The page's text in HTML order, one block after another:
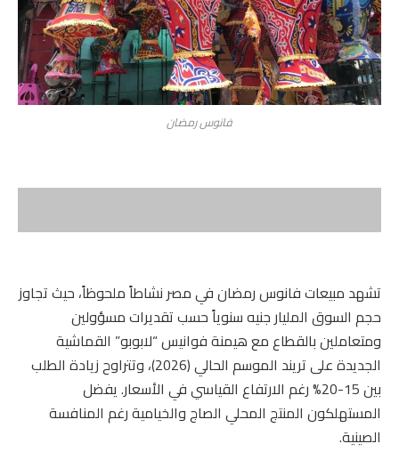
فانوس رمضان
تشهد مبيعات فانوس رمضان في مصر نشاطاً ملحوظاً، حيث تجاوز
حجم السوق المليار جنيه سنوياً حسب تقديرات مسؤولين
ومتعاملين بالقطاع مع هيمنة فوانيس “لابوبو” القماشية
الجديدة على تريند الموسم الحالي (2026)، وتتراوح زيادة الطلب
بين 15-20% رغم الارتفاع القياسي في الأسعار. يفضل
المستهلكون المنتج المحلي الصاج والخيامية رغم المنافسة
الصينية.